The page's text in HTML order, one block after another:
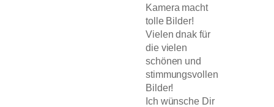
Kamera macht
tolle Bilder!
Vielen dnak für
die vielen
schönen und
stimmungsvollen
Bilder!
Ich wünsche Dir